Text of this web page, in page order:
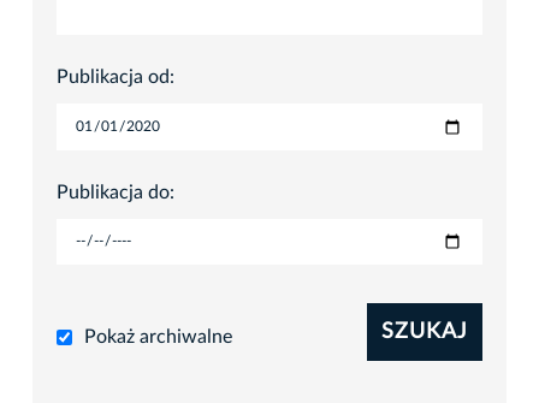
Publikacja od:
Publikacja do:
Pokaż archiwalne SZUKAJ